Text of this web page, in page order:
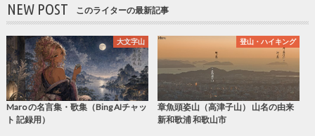
NEW POST このライターの最新記事
大文字山
Maro の名言集・歌集（Bing AIチャッ
ト 記録用）
登山・ハイキング
章魚頭姿山（高津子山） 山名の由来
新和歌浦 和歌山市